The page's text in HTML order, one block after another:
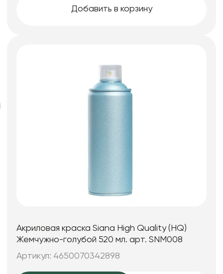
Добавить в корзину
Акриловая краска Siana High Quality (HQ)
Жемчужно-голубой 520 мл. арт. SNM008
Артикул: 4650070342898